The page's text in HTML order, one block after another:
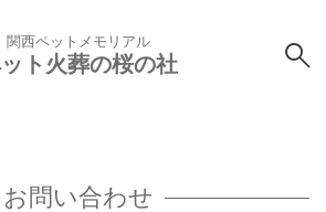
関西ペットメモリアル
ト火葬の桜の社
お問い合わせ